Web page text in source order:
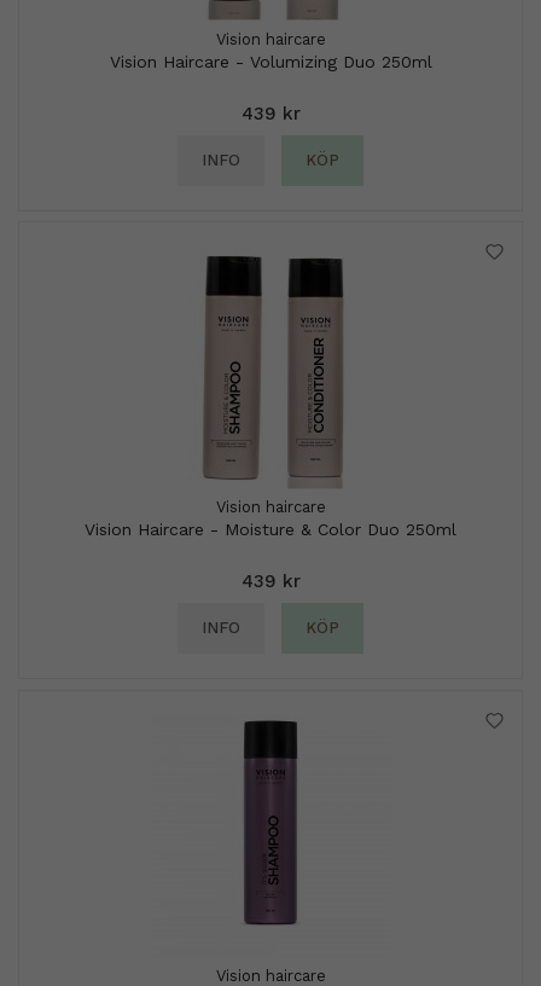
Vision haircare
Vision Haircare - Volumizing Duo 250ml
439 kr
INFO KÖP
Vision haircare
Vision Haircare - Moisture & Color Duo 250ml
439 kr
INFO KÖP
Vision haircare